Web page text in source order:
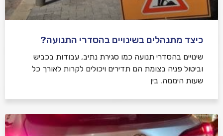
כיצד מתנהלים בשינויים בהסדרי התנועה?
שינויים בהסדרי תנועה כמו סגירת נתיב, עבודות בכביש
וביטול פניה בצומת הם תדירים ויכולים לקרות לאורך כל
שעות היממה. בין